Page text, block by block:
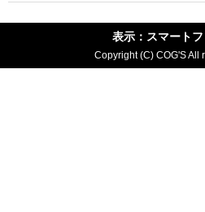
表示：スマートフ
Copyright (C) COG'S All